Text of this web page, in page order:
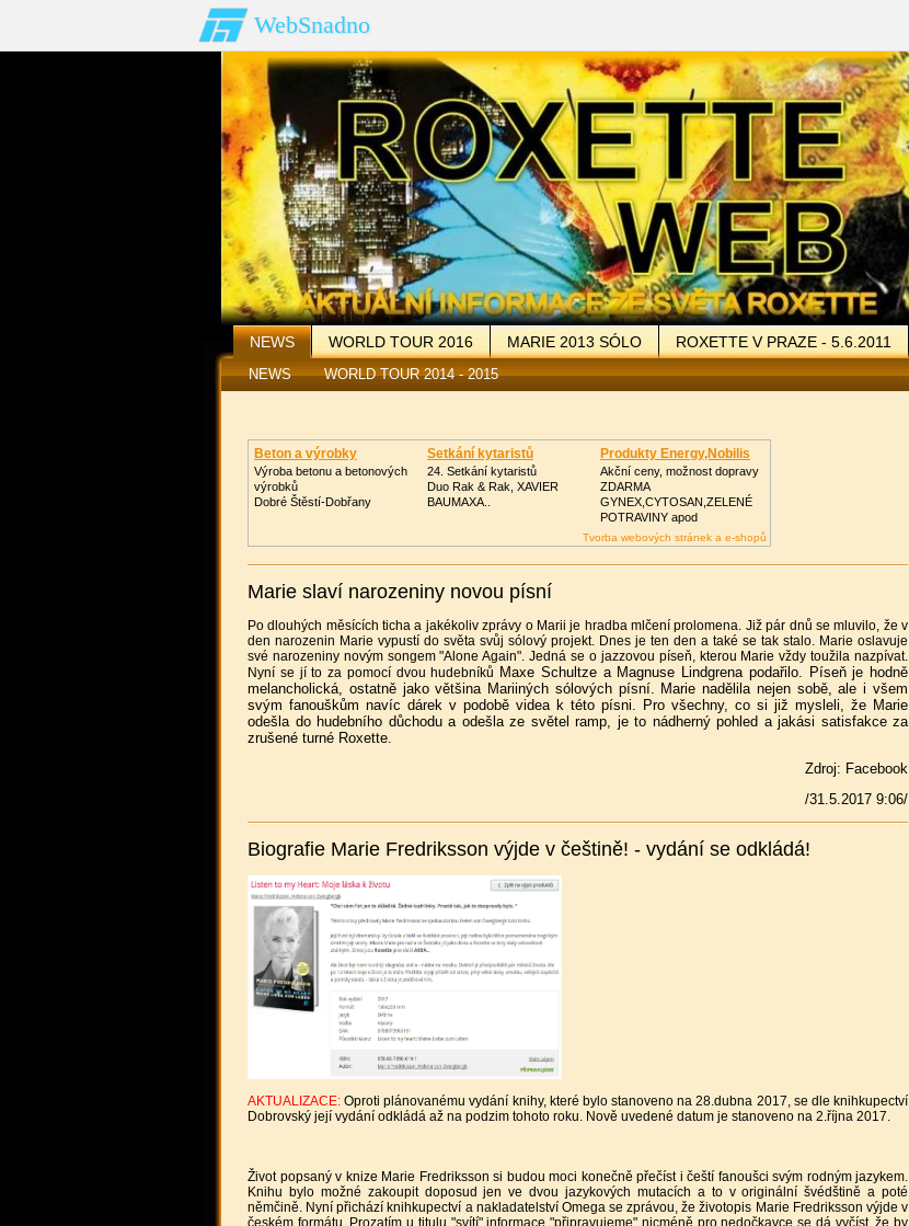
WebSnadno
NEWS WORLD TOUR 2016 MARIE 2013 SÓLO ROXETTE V PRAZE - 5.6.2011
WORLD TOUR 2011
FOTOGALERIE VZKAZY ODKAZY KONTAKT
NEWS WORLD TOUR 2014 - 2015
Beton a výrobky
Výroba betonu a betonových
výrobků
Dobré Štěstí-Dobřany
Setkání kytaristů
24. Setkání kytaristů
Duo Rak & Rak, XAVIER
BAUMAXA..
Produkty Energy,Nobilis
Akční ceny, možnost dopravy
ZDARMA
GYNEX,CYTOSAN,ZELENÉ
POTRAVINY apod
Tvorba webových stránek a e-shopů
Marie slaví narozeniny novou písní
Po dlouhých měsících ticha a jakékoliv zprávy o Marii je hradba mlčení prolomena. Již pár dnů se mluvilo, že v
den narozenin Marie vypustí do světa svůj sólový projekt. Dnes je ten den a také se tak stalo. Marie oslavuje
své narozeniny novým songem "Alone Again". Jedná se o jazzovou píseň, kterou Marie vždy toužila nazpívat.
Nyní se jí to za pomocí dvou hudebníků Maxe Schultze a Magnuse Lindgrena podařilo. Píseň je hodně
melancholická, ostatně jako většina Mariiných sólových písní. Marie nadělila nejen sobě, ale i všem
svým fanouškům navíc dárek v podobě videa k této písni. Pro všechny, co si již mysleli, že Marie
odešla do hudebního důchodu a odešla ze světel ramp, je to nádherný pohled a jakási satisfakce za
zrušené turné Roxette.
Zdroj: Facebook
/31.5.2017 9:06/
Biografie Marie Fredriksson výjde v češtině! - vydání se odkládá!
AKTUALIZACE: Oproti plánovanému vydání knihy, které bylo stanoveno na 28.dubna 2017, se dle knihkupectví
Dobrovský její vydání odkládá až na podzim tohoto roku. Nově uvedené datum je stanoveno na 2.října 2017.
Život popsaný v knize Marie Fredriksson si budou moci konečně přečíst i čeští fanoušci svým rodným jazykem.
Knihu bylo možné zakoupit doposud jen ve dvou jazykových mutacích a to v originální švédštině a poté
němčině. Nyní přichází knihkupectví a nakladatelství Omega se zprávou, že životopis Marie Fredriksson výjde v
českém formátu. Prozatím u titulu "svítí" informace "připravujeme" nicméně pro nedočkavce se dá vyčíst, že by